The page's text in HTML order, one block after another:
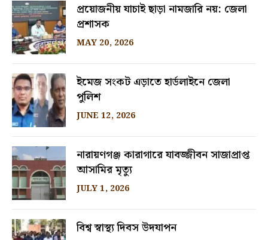
প্রয়োজনীয় যাচাই ছাড়া নামজারি নয়: জেলা
প্রশাসক
MAY 20, 2026
ইমেজ সংকট এড়াতে হার্ডলাইনে জেলা
পুলিশ
JUNE 12, 2026
নারায়ণগঞ্জ কারাগারে যাবজ্জীবন সাজাপ্রাপ্ত
আসামির মৃত্যু
JULY 1, 2026
বিশ্ব স্বাস্থ্য দিবস উদযাপন